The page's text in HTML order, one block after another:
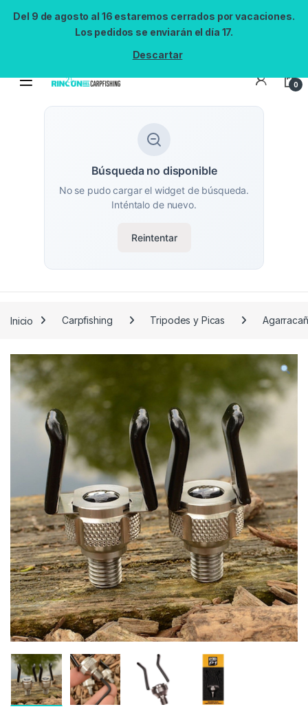
Del 9 de agosto al 16 estaremos cerrados por vacaciones.
Los pedidos se enviarán el día 17.
Descartar
0
Búsqueda no disponible
No se pudo cargar el widget de búsqueda.
Inténtalo de nuevo.
Reintentar
Inicio Carpfishing Tripodes y Picas